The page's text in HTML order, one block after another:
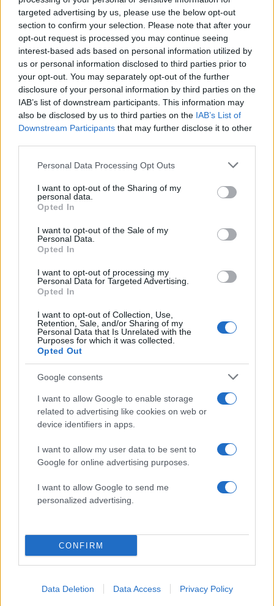
targeted advertising by us, please use the below opt-out
section to confirm your selection. Please note that after your
opt-out request is processed you may continue seeing
interest-based ads based on personal information utilized by
us or personal information disclosed to third parties prior to
your opt-out. You may separately opt-out of the further
disclosure of your personal information by third parties on the
IAB’s list of downstream participants. This information may
also be disclosed by us to third parties on the IAB’s List of
Downstream Participants that may further disclose it to other
Please note that this website/app uses one or more Google
not limited to your visit or usage behaviour. You may click to
grant or deny consent to Google and its third-party tags to
use your data for below specified purposes in below Google
consent section.
Personal Data Processing Opt Outs
I want to opt-out of the Sharing of my
personal data.
Opted In
I want to opt-out of the Sale of my
Personal Data.
Opted In
I want to opt-out of processing my
Personal Data for Targeted Advertising.
Opted In
I want to opt-out of Collection, Use,
Retention, Sale, and/or Sharing of my
Personal Data that Is Unrelated with the
Purposes for which it was collected.
Opted Out
Google consents
I want to allow Google to enable storage
related to advertising like cookies on web or
device identifiers in apps.
I want to allow my user data to be sent to
Google for online advertising purposes.
I want to allow Google to send me
personalized advertising.
CONFIRM
Data Deletion Data Access Privacy Policy
Την ίδια στιγμή, το σπίτι στον Λόγγο παραμένει
αποκλεισμένο από αστυνομικές δυνάμεις, που
δολοφονημένης γυναίκας, ο οποίος είναι και ο
βασικός ύποπτος, στον χώρο του εγκλήματος για
να δώσει κατάθεση. Σύμφωνα με πληροφορίες,
λίγα λεπτά αργότερα τον μετέφεραν στην
ΔΙΑΦΗΜΙΣΗ
Αν τα χάσατε